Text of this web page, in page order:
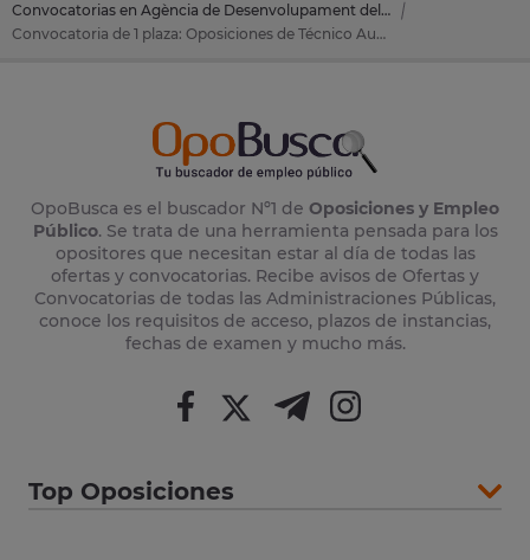
Convocatorias en Agència de Desenvolupament del Berguedà
Convocatoria de 1 plaza: Oposiciones de Técnico Auxiliar de Informática en Agència de Desenvolupament del Berguedà (Barcelona)
OpoBusca es el buscador Nº1 de Oposiciones y Empleo
Público. Se trata de una herramienta pensada para los
opositores que necesitan estar al día de todas las
ofertas y convocatorias. Recibe avisos de Ofertas y
Convocatorias de todas las Administraciones Públicas,
conoce los requisitos de acceso, plazos de instancias,
fechas de examen y mucho más.
Top Oposiciones